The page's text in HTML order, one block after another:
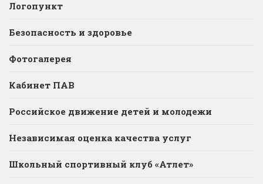
Логопункт
Безопасность и здоровье
Фотогалерея
Кабинет ПАВ
Российское движение детей и молодежи
Независимая оценка качества услуг
Школьный спортивный клуб «Атлет»